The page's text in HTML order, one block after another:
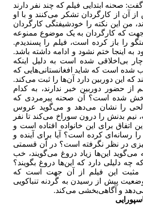
صحنه ابتدایی فیلم که چند نفر دارند
آن از کارگردان تشکر می‌کنند و با او
من این نکته را خودشیفتگی کارگردان
که کارگردان به یک موضوع ممنوعه
را باز کرده است، فیلم را پسندیدم.
به اینجا ختم نشود و ادامه داشته باشد.
بی‌اخلاقی شده است به دلیل اینکه
شده است که شاید افغانستانی‌هایی که
که این دوربین دارد آن‌ها را ثبت می‌کند.
از حضور دوربین خبر ندارند، به کدام
پخش شده است؟ آن صحنه پیرمردی که
را نشان می‌دهد و می‌گوید عروس
بدنش را درون سوراخ می‌کند تا نفر
اتفاق برای این خانواده افتاده است و
رسانه‌ای کرده است؟ آیا برای آینده و
چیزی در نظر نگرفته است؟ در آن قسمتی
می‌گوید این‌ها زیاد دروغ می‌گویند، خب
چه دلیلی دارد که این‌ها دروغ بگویند؟
مثبت این فیلم از آن جهت است که
پیش از رسیدن به گردنه تنباکویی
می‌دهد و آگاهی‌بخشی می‌کند.